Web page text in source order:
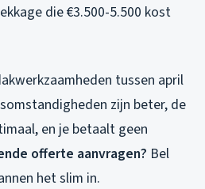
die €3.500-5.500 kost
tussen april
zijn beter, de
en je betaalt geen
offerte aanvragen? Bel
het slim in.